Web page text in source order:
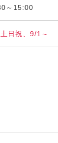
～15:00
日祝、9/1～